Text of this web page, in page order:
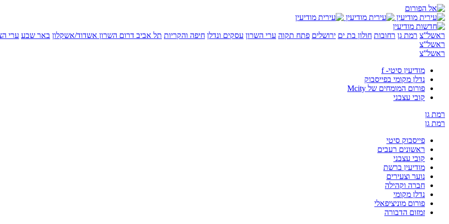
ראשל”צ רמת גן רחובות חולון בת ים ירושלים פתח תקוה ערי השרון עסקים ונדלן חיפה והקריות תל אביב דרום השרון אשדוד/אשקלון באר שבע ערי
ראשל”צ
ראשל”צ
מודיעין סיטי- f
נדלן מקומי בפייסבוק
פורום המומחים של Mcity
קובי עצבני
רמת גן
רמת גן
פייסבוק סיטי
ראשונים רעבים
קובי עצבני
מודיעין ברשת
נוער וצעירים
חברה וקהילה
נדלן מקומי
פורום מוניציפאלי
זמזום הדבורה